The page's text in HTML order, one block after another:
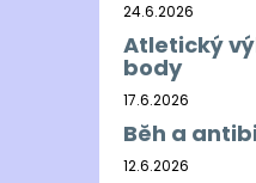
24.6.2026
Atletický
body
17.6.2026
Běh a
12.6.2026